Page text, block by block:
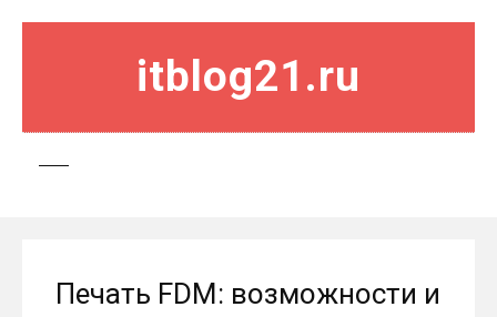
itblog21.ru
Печать FDM: возможности и